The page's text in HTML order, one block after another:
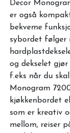
Decor
er også
bekveme
sybordet følger
og dekselet
f.eks når du
Monogram
kjøkkenbordet
som er kreativ
mellom, reiser